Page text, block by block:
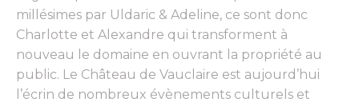
millésimes par Uldaric & Adeline, ce sont donc
Charlotte et Alexandre qui transforment à
nouveau le domaine en ouvrant la propriété au
public. Le Château de Vauclaire est aujourd’hui
l’écrin de nombreux évènements culturels et